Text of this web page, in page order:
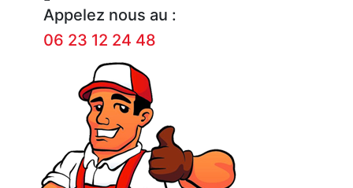
Appelez nous au :
06 23 12 24 48